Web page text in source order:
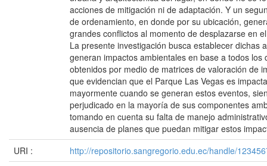
acciones de mitigación ni de adaptación. Y un
de ordenamiento, en donde por su ubicación,
grandes conflictos al momento de desplazarse en
La presente investigación busca establecer dichas
generan impactos ambientales en base a todos los
obtenidos por medio de matrices de valoración de
que evidencian que el Parque Las Vegas es
mayormente cuando se generan estos eventos,
perjudicado en la mayoría de sus componentes
tomando en cuenta su falta de manejo
ausencia de planes que puedan mitigar estos
URI :
http://repositorio.sangregorio.edu.ec/handle/